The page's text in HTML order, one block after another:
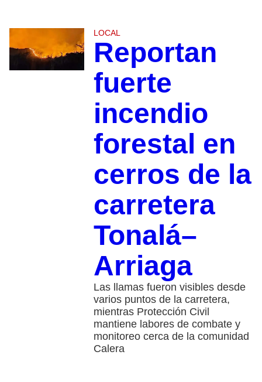
LOCAL
Reportan
fuerte
incendio
forestal en
cerros de la
carretera
Tonalá–
Arriaga
Las llamas fueron visibles desde
varios puntos de la carretera,
mientras Protección Civil
mantiene labores de combate y
monitoreo cerca de la comunidad
Calera